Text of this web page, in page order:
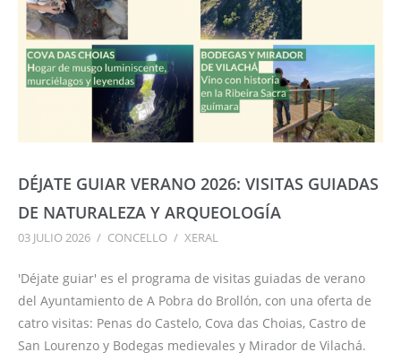
DÉJATE GUIAR VERANO 2026: VISITAS GUIADAS
DE NATURALEZA Y ARQUEOLOGÍA
03 JULIO 2026 / CONCELLO / XERAL
'Déjate guiar' es el programa de visitas guiadas de verano
del Ayuntamiento de A Pobra do Brollón, con una oferta de
catro visitas: Penas do Castelo, Cova das Choias, Castro de
San Lourenzo y Bodegas medievales y Mirador de Vilachá.